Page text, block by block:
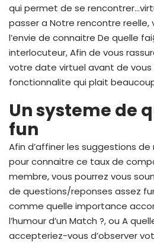
qui permet de se
passer a Notre rencontre reelle,
l’envie de connaitre De quelle
interlocuteur, Afin de vous
votre date virtuel avant de vous
fonctionnalite qui plait
Un systeme de
fun
Afin d’affiner les suggestions
pour connaitre ce taux de
membre, vous pourrez vous
de questions/reponses assez
comme quelle importance
l’humour d’un Match ?, ou A
accepteriez-vous d’observer